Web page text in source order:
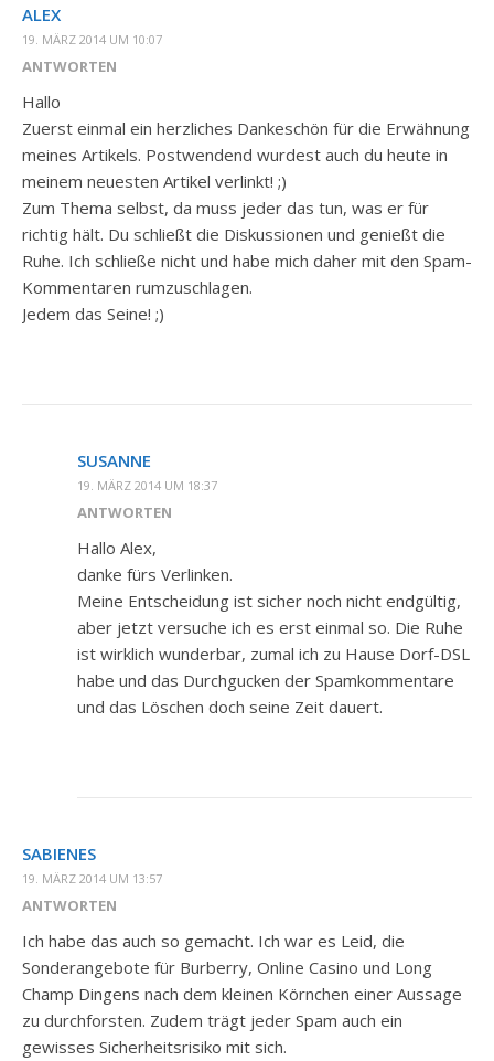
ALEX
19. MÄRZ 2014 UM 10:07
ANTWORTEN
Hallo
Zuerst einmal ein herzliches Dankeschön für die Erwähnung
meines Artikels. Postwendend wurdest auch du heute in
meinem neuesten Artikel verlinkt! ;)
Zum Thema selbst, da muss jeder das tun, was er für
richtig hält. Du schließt die Diskussionen und genießt die
Ruhe. Ich schließe nicht und habe mich daher mit den Spam-
Kommentaren rumzuschlagen.
Jedem das Seine! ;)
SUSANNE
19. MÄRZ 2014 UM 18:37
ANTWORTEN
Hallo Alex,
danke fürs Verlinken.
Meine Entscheidung ist sicher noch nicht endgültig,
aber jetzt versuche ich es erst einmal so. Die Ruhe
ist wirklich wunderbar, zumal ich zu Hause Dorf-DSL
habe und das Durchgucken der Spamkommentare
und das Löschen doch seine Zeit dauert.
SABIENES
19. MÄRZ 2014 UM 13:57
ANTWORTEN
Ich habe das auch so gemacht. Ich war es Leid, die
Sonderangebote für Burberry, Online Casino und Long
Champ Dingens nach dem kleinen Körnchen einer Aussage
zu durchforsten. Zudem trägt jeder Spam auch ein
gewisses Sicherheitsrisiko mit sich.